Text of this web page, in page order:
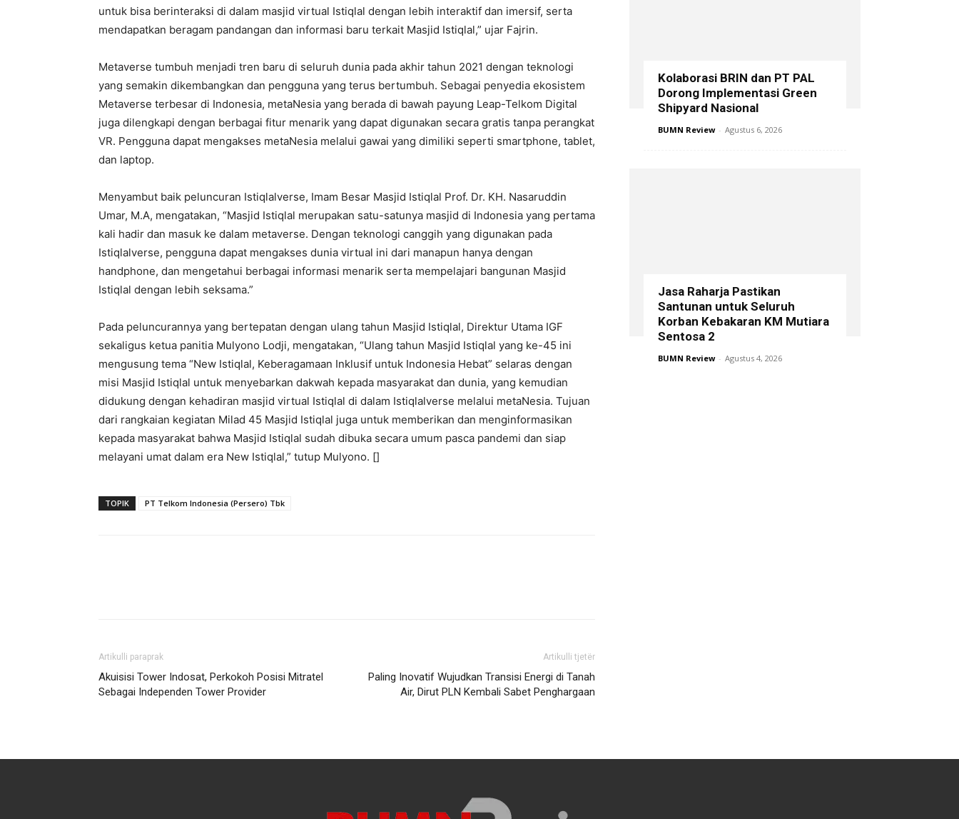
untuk bisa berinteraksi di dalam masjid virtual Istiqlal dengan lebih interaktif dan imersif, serta
mendapatkan beragam pandangan dan informasi baru terkait Masjid Istiqlal,” ujar Fajrin.
Metaverse tumbuh menjadi tren baru di seluruh dunia pada akhir tahun 2021 dengan teknologi
yang semakin dikembangkan dan pengguna yang terus bertumbuh. Sebagai penyedia ekosistem
Metaverse terbesar di Indonesia, metaNesia yang berada di bawah payung Leap-Telkom Digital
juga dilengkapi dengan berbagai fitur menarik yang dapat digunakan secara gratis tanpa perangkat
VR. Pengguna dapat mengakses metaNesia melalui gawai yang dimiliki seperti smartphone, tablet,
dan laptop.
Menyambut baik peluncuran Istiqlalverse, Imam Besar Masjid Istiqlal Prof. Dr. KH. Nasaruddin
Umar, M.A, mengatakan, “Masjid Istiqlal merupakan satu-satunya masjid di Indonesia yang pertama
kali hadir dan masuk ke dalam metaverse. Dengan teknologi canggih yang digunakan pada
Istiqlalverse, pengguna dapat mengakses dunia virtual ini dari manapun hanya dengan
handphone, dan mengetahui berbagai informasi menarik serta mempelajari bangunan Masjid
Istiqlal dengan lebih seksama.”
Pada peluncurannya yang bertepatan dengan ulang tahun Masjid Istiqlal, Direktur Utama IGF
sekaligus ketua panitia Mulyono Lodji, mengatakan, “Ulang tahun Masjid Istiqlal yang ke-45 ini
mengusung tema “New Istiqlal, Keberagamaan Inklusif untuk Indonesia Hebat” selaras dengan
misi Masjid Istiqlal untuk menyebarkan dakwah kepada masyarakat dan dunia, yang kemudian
didukung dengan kehadiran masjid virtual Istiqlal di dalam Istiqlalverse melalui metaNesia. Tujuan
dari rangkaian kegiatan Milad 45 Masjid Istiqlal juga untuk memberikan dan menginformasikan
kepada masyarakat bahwa Masjid Istiqlal sudah dibuka secara umum pasca pandemi dan siap
melayani umat dalam era New Istiqlal,” tutup Mulyono. []
TOPIK PT Telkom Indonesia (Persero) Tbk
Artikulli paraprak
Akuisisi Tower Indosat, Perkokoh Posisi Mitratel
Sebagai Independen Tower Provider
Artikulli tjetër
Paling Inovatif Wujudkan Transisi Energi di Tanah
Air, Dirut PLN Kembali Sabet Penghargaan
Kolaborasi BRIN dan PT PAL
Dorong Implementasi Green
Shipyard Nasional
BUMN Review - Agustus 6, 2026
Jasa Raharja Pastikan
Santunan untuk Seluruh
Korban Kebakaran KM Mutiara
Sentosa 2
BUMN Review - Agustus 4, 2026